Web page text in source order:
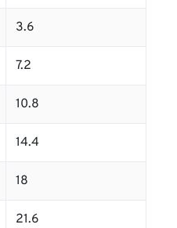
3.6
7.2
10.8
14.4
18
21.6